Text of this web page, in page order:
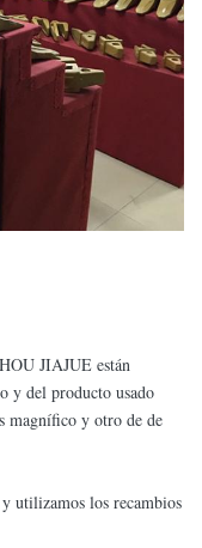
JIAJUE están
y del producto usado
magnífico y otro de de
utilizamos los recambios